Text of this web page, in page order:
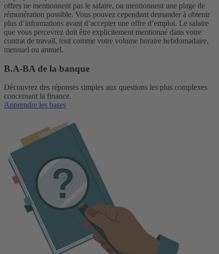
offres ne mentionnent pas le salaire, ou mentionnent une plage de
rémunération possible. Vous pouvez cependant demander à obtenir
plus d’informations avant d’accepter une offre d’emploi. Le salaire
que vous percevrez doit être explicitement mentionné dans votre
contrat de travail, tout comme votre volume horaire hebdomadaire,
mensuel ou annuel.
B.A-BA de la banque
Découvrez des réponses simples aux questions les plus complexes
concernant la finance.
Apprendre les bases